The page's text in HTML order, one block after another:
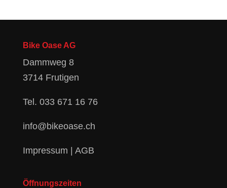
Bike Oase AG
Dammweg 8
3714 Frutigen
Tel. 033 671 16 76
info@bikeoase.ch
Impressum AGB
Öffnungszeiten